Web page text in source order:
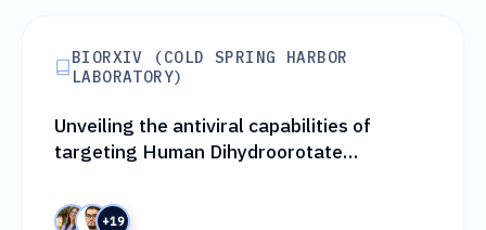
BIORXIV (COLD SPRING HARBOR
LABORATORY)
Unveiling the antiviral capabilities of
targeting Human Dihydroorotate
+19